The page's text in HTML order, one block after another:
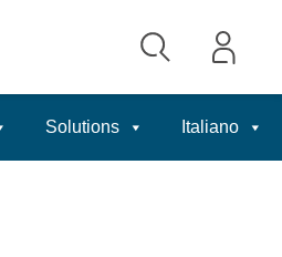
Solutions Italiano